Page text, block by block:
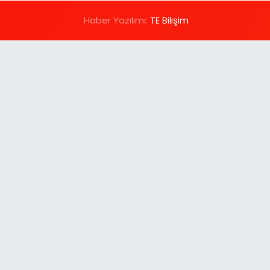
Haber Yazılımı: TE Bilişim